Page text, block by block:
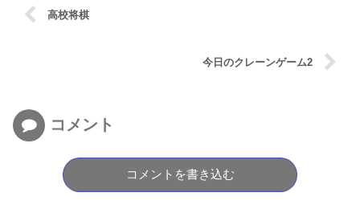
高校将棋
今日のクレーンゲーム2
コメント
コメントを書き込む